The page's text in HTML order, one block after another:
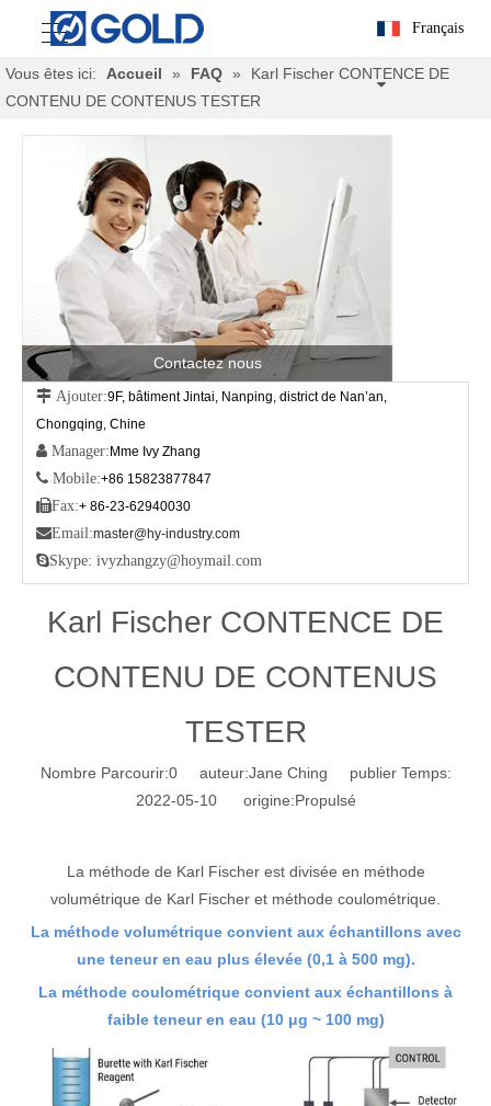
Français
Vous êtes ici: Accueil » FAQ »
Karl Fischer CONTENCE DE
CONTENU DE CONTENUS TESTER
Contactez nous
 Ajouter:9F, bâtiment Jintai, Nanping, district de Nan’an,
Chongqing, Chine
 Manager: Mme Ivy Zhang
 Mobile:+86 15823877847
Fax:+ 86-23-62940030
Email:master@hy-industry.com
Skype: ivyzhangzy@hoymail.com
Karl Fischer CONTENCE DE
CONTENU DE CONTENUS
TESTER
Nombre Parcourir:0auteur:Jane Ching publier Temps:
2022-05-10 origine:Propulsé
La méthode de Karl Fischer est divisée en méthode
volumétrique de Karl Fischer et méthode coulométrique.
La méthode volumétrique convient aux échantillons avec
une teneur en eau plus élevée (0,1 à 500 mg).
La méthode coulométrique convient aux échantillons à
faible teneur en eau (10 μg ~ 100 mg)